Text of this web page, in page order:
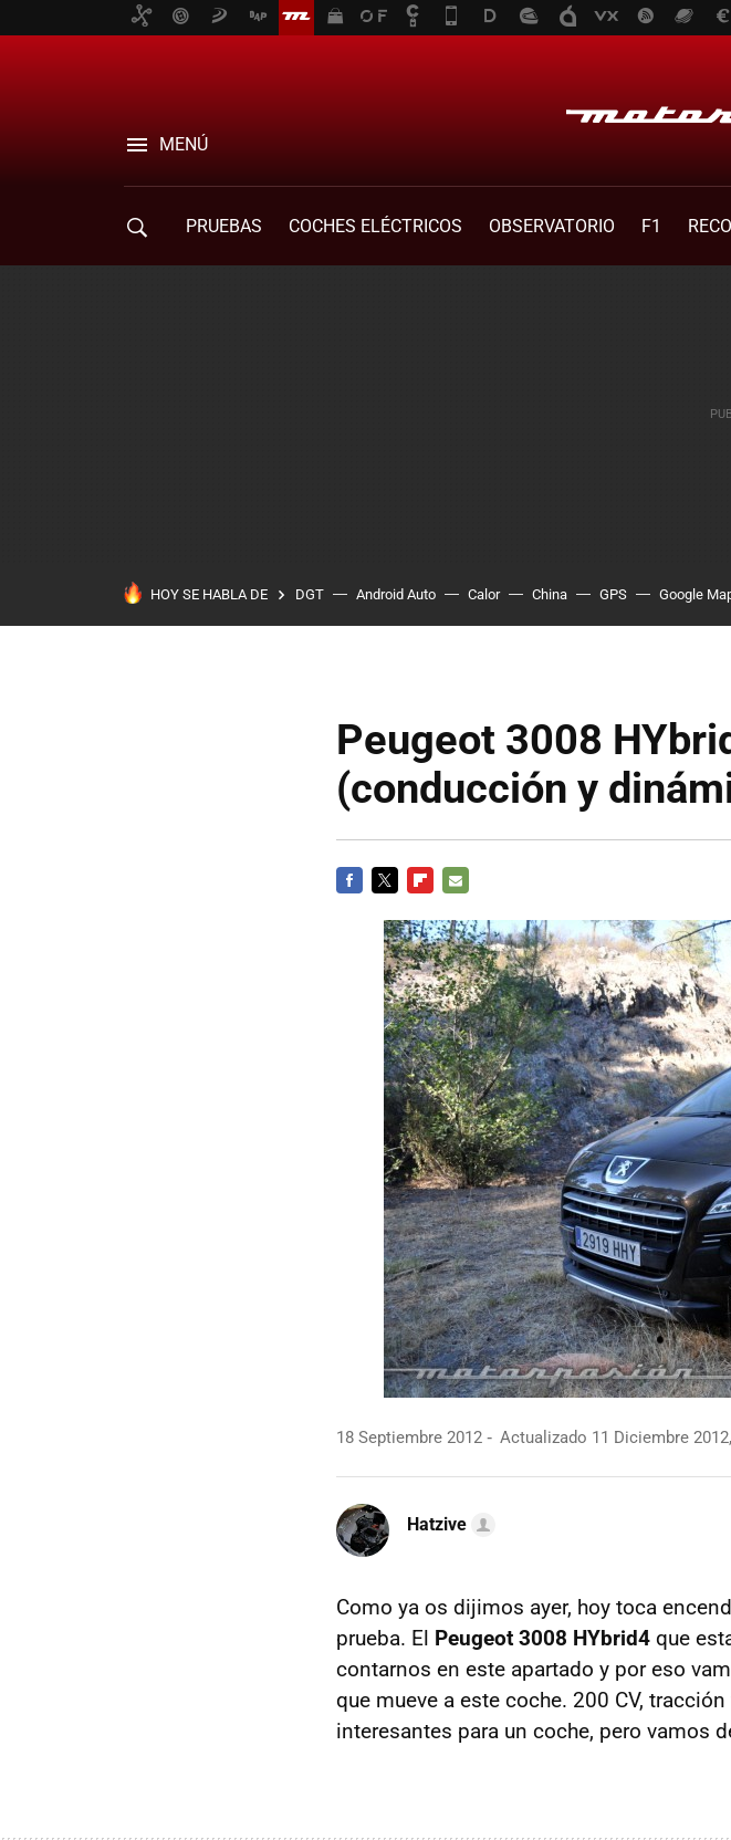
MENÚ
PRUEBAS COCHES ELÉCTRICOS OBSERVATORIO F1
HOY SE HABLA DE DGT Android Auto Calor China GPS Google
Peugeot 3008
(conducción y
MAIL
18 Septiembre 2012 Actualizado 11 Diciembre
Hatzive
Como ya os dijimos ayer, hoy toca
prueba. El Peugeot 3008 HYbrid4 que
contarnos en este apartado y por eso
que mueve a este coche. 200 CV,
interesantes para un coche, pero vamos